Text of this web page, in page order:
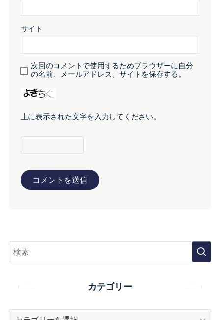
サイト
次回のコメントで使用するためブラウザーに自分
の名前、メールアドレス、サイトを保存する。
上に表示された文字を入力してください。
カテゴリー